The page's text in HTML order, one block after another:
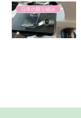
日常の取り組み